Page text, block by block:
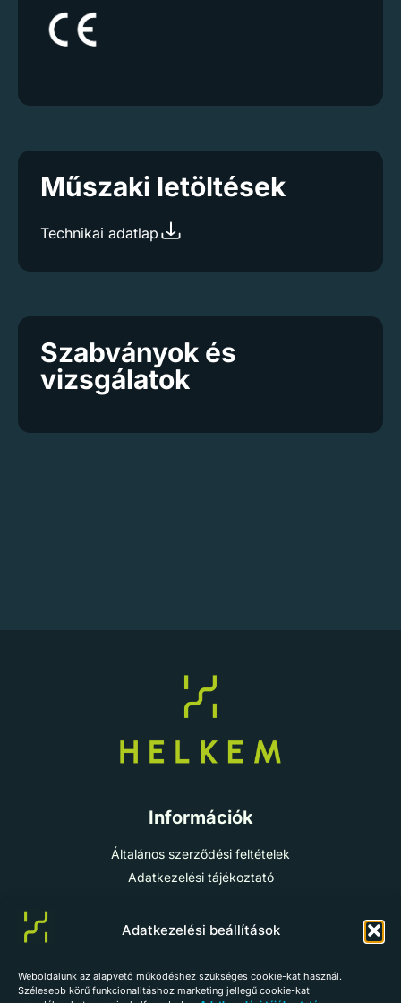
Adatkezelési beállítások
Weboldalunk az alapvető működéshez szükséges cookie-kat használ.
Szélesebb körű funkcionalitáshoz marketing jellegű cookie-kat
Műszaki letöltések
Technikai adatlap
Szabványok és
vizsgálatok
Információk
Általános szerződési feltételek
Adatkezelési tájékoztató
Impresszum
info@helkem.hu